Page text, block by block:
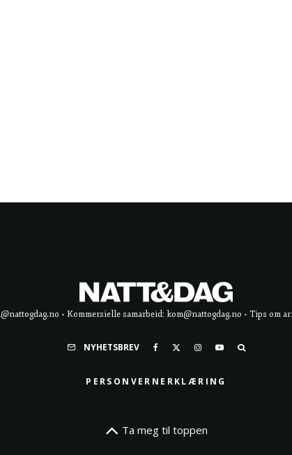
• Kommersielle samarbeid: kom@nattogdag.no • Tips om
NYHETSBREV
PERSONVERNERKLÆRING
Ta meg til toppen